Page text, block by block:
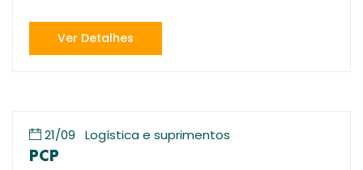
Ver Detalhes
21/09 Logística e suprimentos
PCP